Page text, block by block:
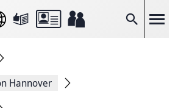
Suche
Hannover